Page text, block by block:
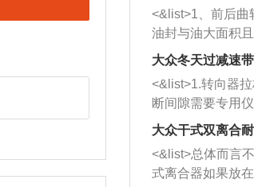
西取出来。但如
的堵塞，就需要
洗剂对堵塞的情
放在燃油箱中，
动时，就可以和
室，最后形成废
催化器得到清洗
能够得到解决。
一圈半的练习，
圈数。 <&list>3
习，这样就可以
驾驶车辆时，不
向。
<&list>1、前后曲
油封与油大面积
和发动机内持续
逐渐减弱，导致
活塞间隙过大：
的间隙扩大，导
造成烧机油。
机油粘度过小的
象，机油粘度过
大众冬天过减速
<&list>1.转向器
断间隙需要专用
无法制作，需要
店；<&list>2.车
裂，破裂后会出
损严重，磨损的
大众干式双离合
<&list>总体而言
式离合器如果放